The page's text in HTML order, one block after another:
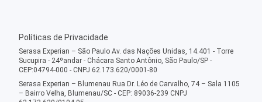
Políticas de Privacidade
Serasa Experian – São Paulo Av. das Nações Unidas, 14.401 - Torre
Sucupira - 24ºandar - Chácara Santo Antônio, São Paulo/SP -
CEP:04794-000 - CNPJ 62.173.620/0001-80
Serasa Experian – Blumenau Rua Dr. Léo de Carvalho, 74 – Sala 1105
– Bairro Velha, Blumenau/SC - CEP: 89036-239 CNPJ